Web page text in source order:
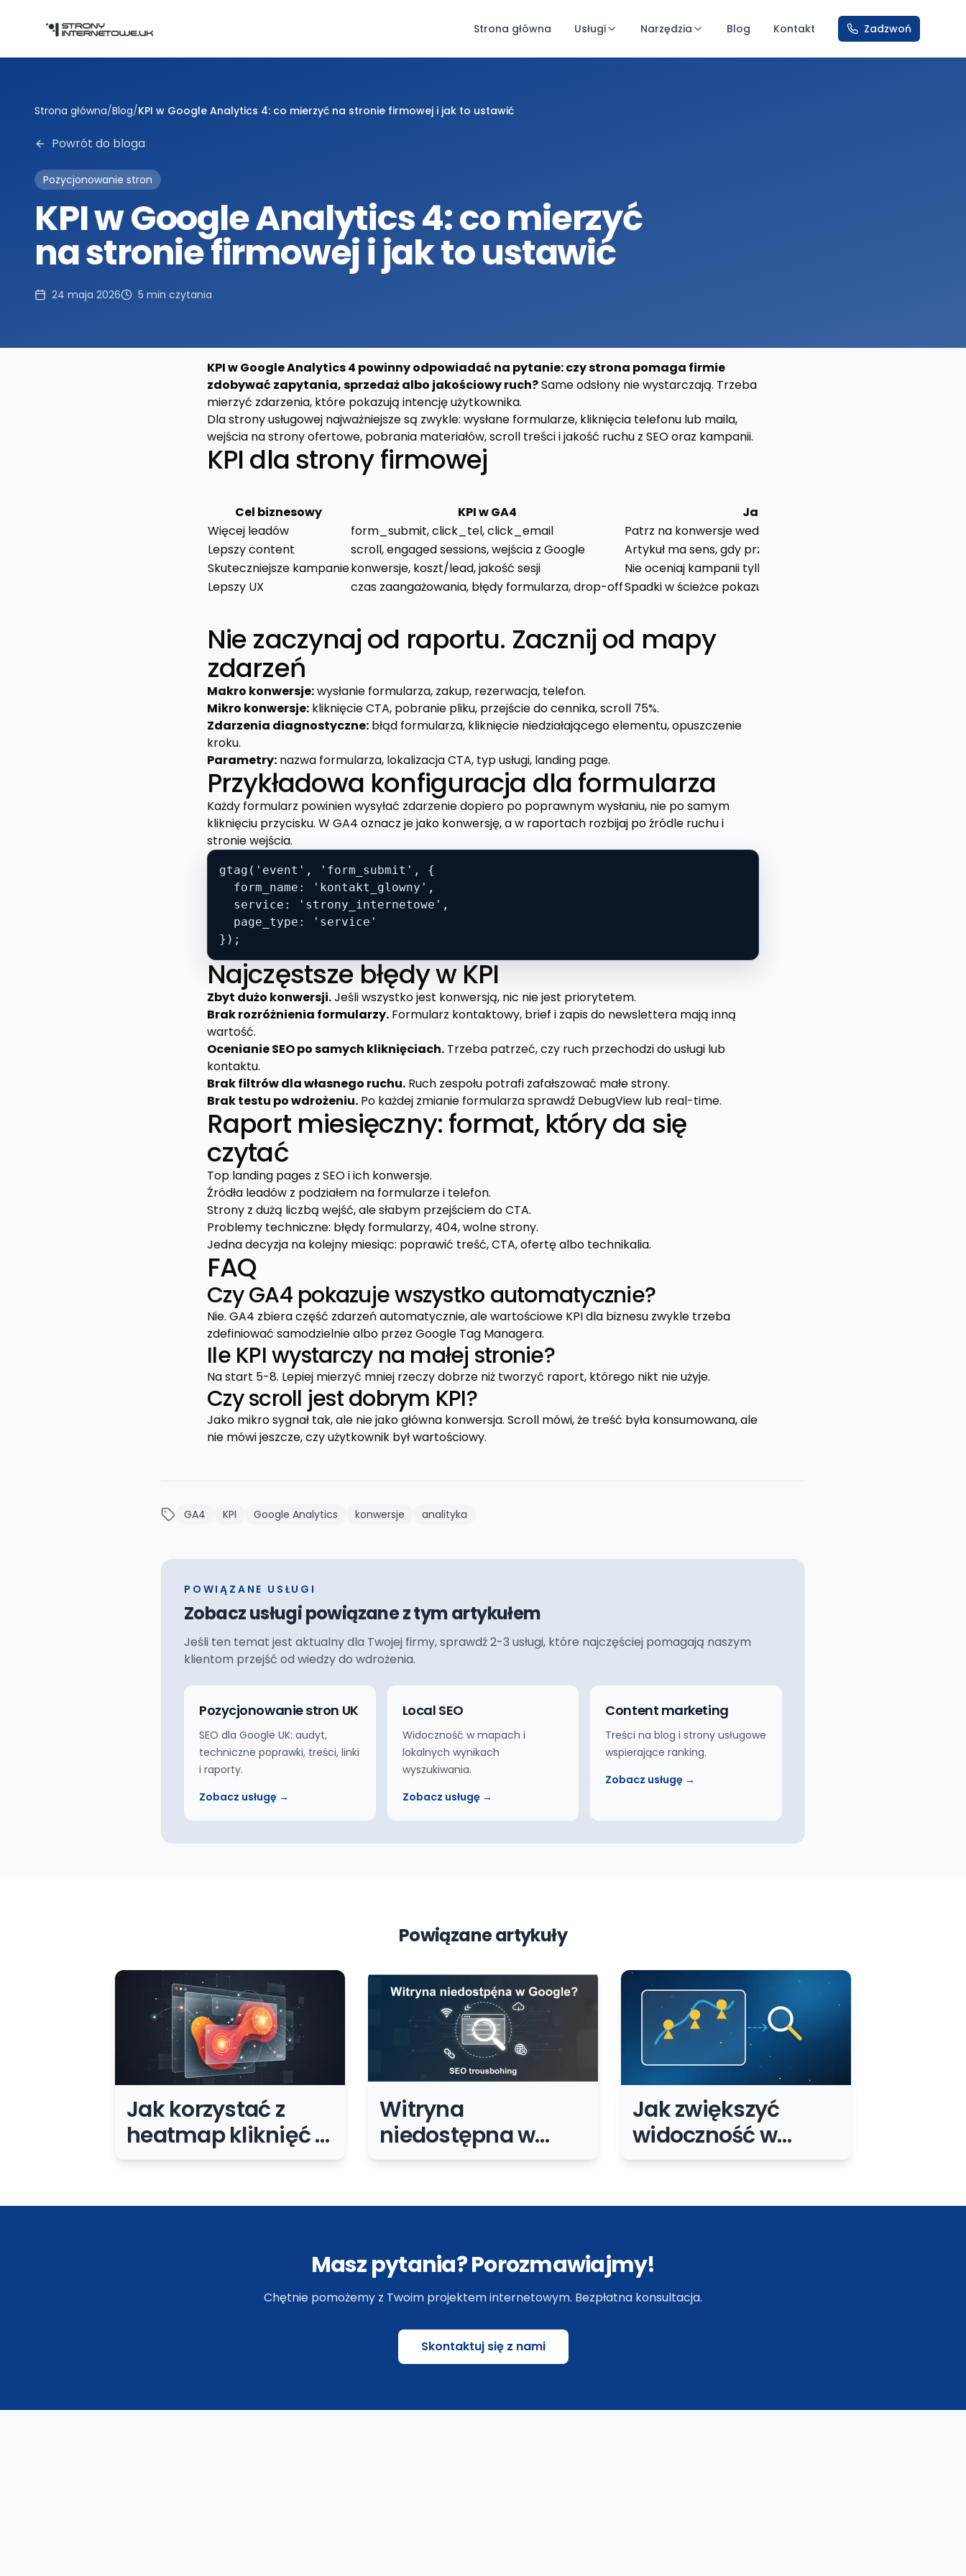
Strona główna Usługi Narzędzia Blog Kontakt Zadzwoń
Strona główna/Blog/KPI w Google Analytics 4: co mierzyć na stronie firmowej i jak to ustawić
Powrót do bloga
Pozycjonowanie stron
KPI w Google Analytics 4: co mierzyć
na stronie firmowej i jak to ustawić
24 maja 2026 5 min czytania
KPI w Google Analytics 4 powinny odpowiadać na pytanie: czy strona pomaga firmie
zdobywać zapytania, sprzedaż albo jakościowy ruch?Same odsłony nie wystarczają. Trzeba
mierzyć zdarzenia, które pokazują intencję użytkownika.
Dla strony usługowej najważniejsze są zwykle: wysłane formularze, kliknięcia telefonu lub maila,
wejścia na strony ofertowe, pobrania materiałów, scroll treści i jakość ruchu z SEO oraz kampanii.
KPI dla strony firmowej
Cel biznesowy KPI w GA4
Jak interpretować
Więcej leadów
form_submit, click_tel, click_email
Patrz na konwersje według źródła ruchu i landing page.
Lepszy content
scroll, engaged sessions, wejścia z Google
Artykuł ma sens, gdy przyciąga właściwy ruch i prowadzi
Skuteczniejsze kampaniekonwersje, koszt/lead, jakość sesji
Nie oceniaj kampanii tylko po kliknięciach.
Lepszy UX
czas zaangażowania, błędy formularza, drop-offSpadki w ścieżce pokazują, gdzie użytkownik odpada.
Nie zaczynaj od raportu. Zacznij od mapy
zdarzeń
Makro konwersje:wysłanie formularza, zakup, rezerwacja, telefon.
Mikro konwersje: kliknięcie CTA, pobranie pliku, przejście do cennika, scroll 75%.
Zdarzenia diagnostyczne: błąd formularza, kliknięcie niedziałającego elementu, opuszczenie
kroku.
Parametry: nazwa formularza, lokalizacja CTA, typ usługi, landing page.
Przykładowa konfiguracja dla formularza
Każdy formularz powinien wysyłać zdarzenie dopiero po poprawnym wysłaniu, nie po samym
kliknięciu przycisku. W GA4 oznacz je jako konwersję, a w raportach rozbijaj po źródle ruchu i
stronie wejścia.
gtag('event', 'form_submit', {
  form_name: 'kontakt_glowny',
  service: 'strony_internetowe',
  page_type: 'service'
});
Najczęstsze błędy w KPI
Zbyt dużo konwersji.Jeśli wszystko jest konwersją, nic nie jest priorytetem.
Brak rozróżnienia formularzy. Formularz kontaktowy, brief i zapis do newslettera mają inną
wartość.
Ocenianie SEO po samych kliknięciach. Trzeba patrzeć, czy ruch przechodzi do usługi lub
kontaktu.
Brak filtrów dla własnego ruchu. Ruch zespołu potrafi zafałszować małe strony.
Brak testu po wdrożeniu. Po każdej zmianie formularza sprawdź DebugView lub real-time.
Raport miesięczny: format, który da się
czytać
Top landing pages z SEO i ich konwersje.
Źródła leadów z podziałem na formularze i telefon.
Strony z dużą liczbą wejść, ale słabym przejściem do CTA.
Problemy techniczne: błędy formularzy, 404, wolne strony.
Jedna decyzja na kolejny miesiąc: poprawić treść, CTA, ofertę albo technikalia.
FAQ
Czy GA4 pokazuje wszystko automatycznie?
Nie. GA4 zbiera część zdarzeń automatycznie, ale wartościowe KPI dla biznesu zwykle trzeba
zdefiniować samodzielnie albo przez Google Tag Managera.
Ile KPI wystarczy na małej stronie?
Na start 5-8. Lepiej mierzyć mniej rzeczy dobrze niż tworzyć raport, którego nikt nie użyje.
Czy scroll jest dobrym KPI?
Jako mikro sygnał tak, ale nie jako główna konwersja. Scroll mówi, że treść była konsumowana, ale
nie mówi jeszcze, czy użytkownik był wartościowy.
GA4 KPI Google Analytics konwersje analityka
POWIĄZANE USŁUGI
Zobacz usługi powiązane z tym artykułem
Jeśli ten temat jest aktualny dla Twojej firmy, sprawdź 2-3 usługi, które najczęściej pomagają naszym
klientom przejść od wiedzy do wdrożenia.
Pozycjonowanie stron UK
SEO dla Google UK: audyt,
techniczne poprawki, treści, linki
i raporty.
Zobacz usługę →
Local SEO
Widoczność w mapach i
lokalnych wynikach
wyszukiwania.
Zobacz usługę →
Content marketing
Treści na blog i strony usługowe
wspierające ranking.
Zobacz usługę →
Powiązane artykuły
Jak korzystać z
heatmap kliknięć w
Google Analytics?
Witryna
niedostępna w
Google? Jak to
Jak zwiększyć
widoczność w
mapach Google?
Masz pytania? Porozmawiajmy!
Chętnie pomożemy z Twoim projektem internetowym. Bezpłatna konsultacja.
Skontaktuj się z nami